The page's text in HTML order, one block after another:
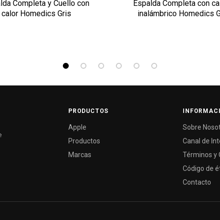
Completa y Cuello con
calor Homedics Gris
Espalda Completa con
inalámbrico Homedics
PRODUCTOS
Apple
Productos
Marcas
Sobre
Canal de
Términos y
Código de
Contacto